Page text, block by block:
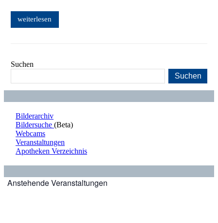
weiterlesen
Suchen
Suchen
Bilderarchiv
Bildersuche (Beta)
Webcams
Veranstaltungen
Apotheken Verzeichnis
Anstehende Veranstaltungen